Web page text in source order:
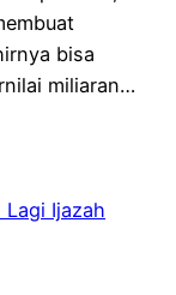
bisa
miliaran…